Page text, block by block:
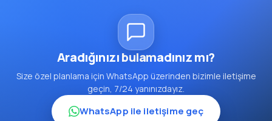
Aradığınızı bulamadınız mı?
Size özel planlama için WhatsApp üzerinden bizimle iletişime
geçin, 7/24 yanınızdayız.
WhatsApp ile iletişime geç